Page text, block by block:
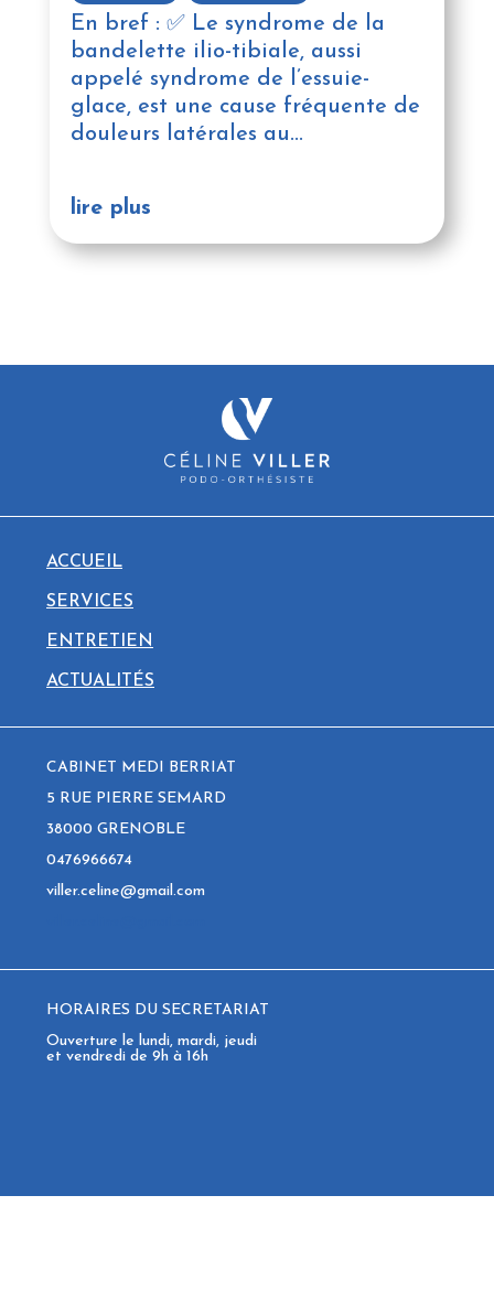
En bref : ✅ Le syndrome de la
bandelette ilio-tibiale, aussi
appelé syndrome de l’essuie-
glace, est une cause fréquente de
douleurs latérales au...
lire plus
ACCUEIL
SERVICES
ENTRETIEN
ACTUALITÉS
CABINET MEDI BERRIAT
5 RUE PIERRE SEMARD
38000 GRENOBLE
0476966674
viller.celine@gmail.com
HORAIRES DU SECRETARIAT
Ouverture le lundi, mardi, jeudi
et vendredi de 9h à 16h